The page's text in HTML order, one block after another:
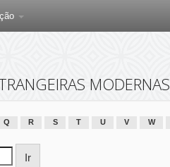
MODERNAS
Q R S T U V W